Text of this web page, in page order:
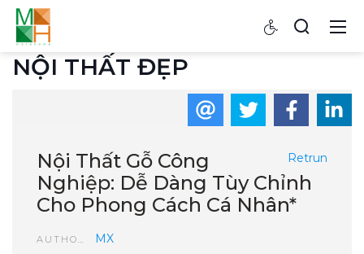
NỘI THẤT ĐẸP
Retrun
Nội Thất Gỗ Công
Nghiệp: Dễ Dàng Tùy Chỉnh
Cho Phong Cách Cá Nhân*
AUTHOR MX